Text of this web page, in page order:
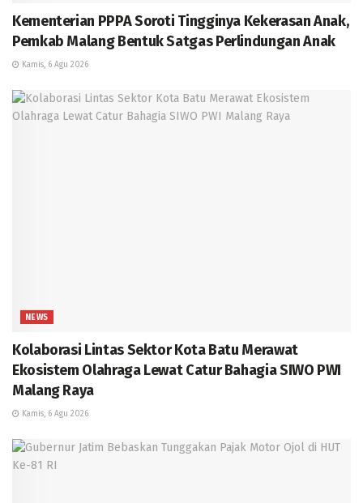
Kementerian PPPA Soroti Tingginya Kekerasan Anak,
Pemkab Malang Bentuk Satgas Perlindungan Anak
Kamis, 6 Agu 2026
NEWS
Kolaborasi Lintas Sektor Kota Batu Merawat
Ekosistem Olahraga Lewat Catur Bahagia SIWO PWI
Malang Raya
Kamis, 6 Agu 2026